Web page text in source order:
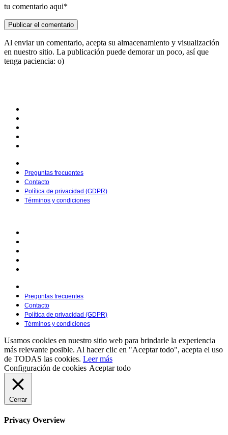
tu comentario aqui*
Al enviar un comentario, acepta su almacenamiento y visualización
en nuestro sitio. La publicación puede demorar un poco, así que
tenga paciencia: o)
Preguntas frecuentes
Contacto
Política de privacidad (GDPR)
Términos y condiciones
Preguntas frecuentes
Contacto
Política de privacidad (GDPR)
Términos y condiciones
Usamos cookies en nuestro sitio web para brindarle la experiencia
más relevante posible. Al hacer clic en "Aceptar todo", acepta el uso
de TODAS las cookies. Leer más
Configuración de cookies Aceptar todo
Cerrar
Privacy Overview